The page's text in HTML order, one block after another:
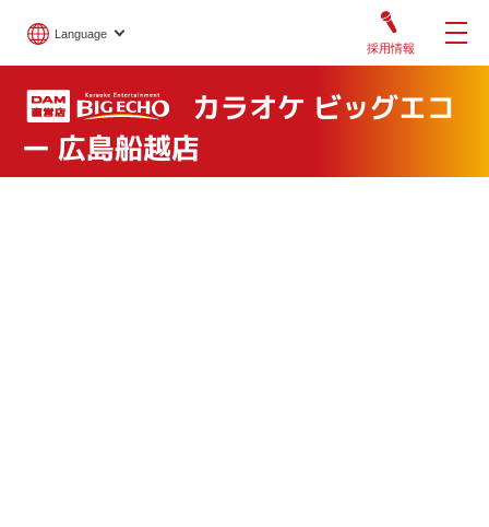
Language
採用情報
カラオケ ビッグエコ
ー 広島船越店